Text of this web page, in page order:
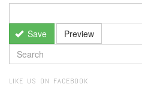
Save Preview
SEARCH
FORM
LIKE US ON FACEBOOK